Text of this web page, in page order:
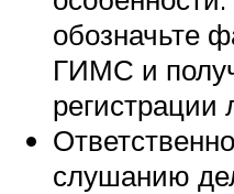
обозначьте
ГИМС и
регистрации
слушанию